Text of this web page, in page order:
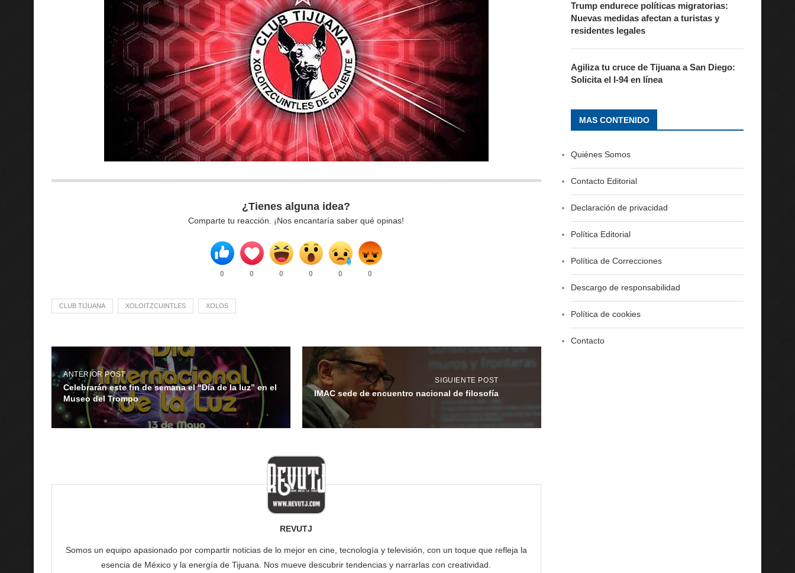
¿Tienes alguna idea?
Comparte tu reacción. ¡Nos encantaría saber qué opinas!
0 0 0 0 0 0
CLUB TIJUANA XOLOITZCUINTLES XOLOS
ANTERIOR POST
Celebrarán este fin de semana el “Día de la luz” en el
Museo del Trompo
SIGUIENTE POST
IMAC sede de encuentro nacional de filosofía
REVUTJ
Somos un equipo apasionado por compartir noticias de lo mejor en cine, tecnología y televisión, con un toque que refleja la
esencia de México y la energía de Tijuana. Nos mueve descubrir tendencias y narrarlas con creatividad.
Trump endurece políticas migratorias:
Nuevas medidas afectan a turistas y
residentes legales
Agiliza tu cruce de Tijuana a San Diego:
Solicita el I-94 en línea
MAS CONTENIDO
Quiénes Somos
Contacto Editorial
Declaración de privacidad
Política Editorial
Política de Correcciones
Descargo de responsabilidad
Política de cookies
Contacto